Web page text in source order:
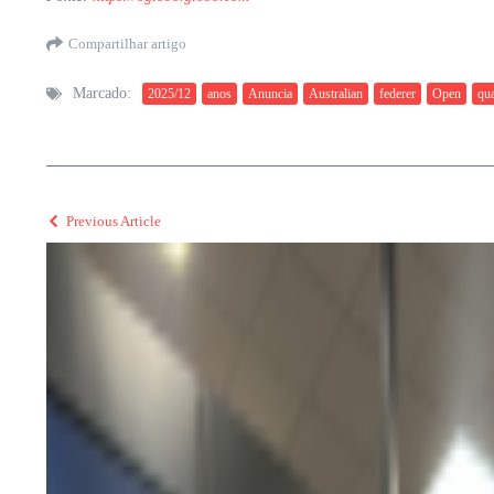
Compartilhar artigo
Marcado: 2025/12 anos Anuncia Australian federer Open
Previous Article